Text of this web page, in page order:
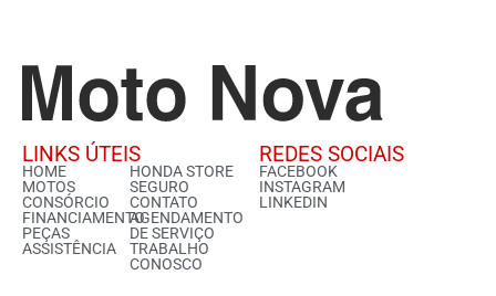
LINKS ÚTEIS
HOME
MOTOS
CONSÓRCIO
FINANCIAMENTO
PEÇAS
ASSISTÊNCIA
HONDA STORE
SEGURO
CONTATO
AGENDAMENTO
DE SERVIÇO
TRABALHO
CONOSCO
REDES SOCIAIS
FACEBOOK
INSTAGRAM
LINKEDIN